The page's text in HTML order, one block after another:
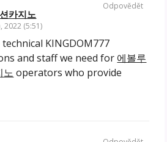
카지노
2022 (5:51)
KINGDOM777
and staff we need for 에볼루
노 operators who provide
Odpovědět